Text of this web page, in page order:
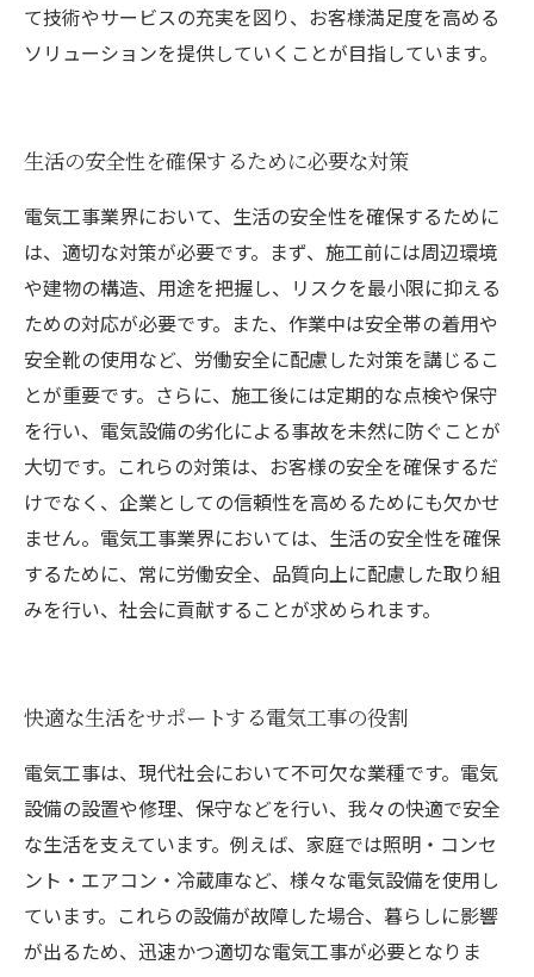
て技術やサービスの充実を図り、お客様満足度を高める
ソリューションを提供していくことが目指しています。
生活の安全性を確保するために必要な対策
電気工事業界において、生活の安全性を確保するために
は、適切な対策が必要です。まず、施工前には周辺環境
や建物の構造、用途を把握し、リスクを最小限に抑える
ための対応が必要です。また、作業中は安全帯の着用や
安全靴の使用など、労働安全に配慮した対策を講じるこ
とが重要です。さらに、施工後には定期的な点検や保守
を行い、電気設備の劣化による事故を未然に防ぐことが
大切です。これらの対策は、お客様の安全を確保するだ
けでなく、企業としての信頼性を高めるためにも欠かせ
ません。電気工事業界においては、生活の安全性を確保
するために、常に労働安全、品質向上に配慮した取り組
みを行い、社会に貢献することが求められます。
快適な生活をサポートする電気工事の役割
電気工事は、現代社会において不可欠な業種です。電気
設備の設置や修理、保守などを行い、我々の快適で安全
な生活を支えています。例えば、家庭では照明・コンセ
ント・エアコン・冷蔵庫など、様々な電気設備を使用し
ています。これらの設備が故障した場合、暮らしに影響
が出るため、迅速かつ適切な電気工事が必要となりま